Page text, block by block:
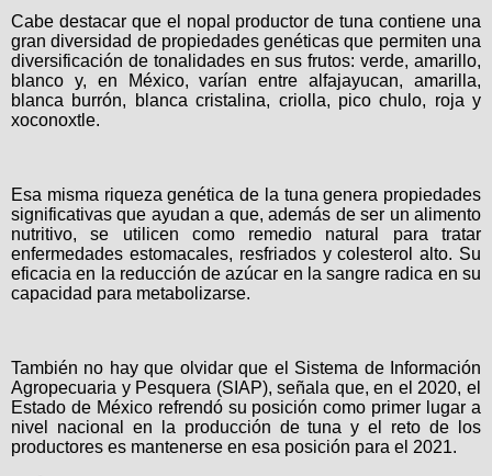
Cabe destacar que el nopal productor de tuna contiene una
gran diversidad de propiedades genéticas que permiten una
diversificación de tonalidades en sus frutos: verde, amarillo,
blanco y, en México, varían entre alfajayucan, amarilla,
blanca burrón, blanca cristalina, criolla, pico chulo, roja y
xoconoxtle.
Esa misma riqueza genética de la tuna genera propiedades
significativas que ayudan a que, además de ser un alimento
nutritivo, se utilicen como remedio natural para tratar
enfermedades estomacales, resfriados y colesterol alto. Su
eficacia en la reducción de azúcar en la sangre radica en su
capacidad para metabolizarse.
También no hay que olvidar que el Sistema de Información
Agropecuaria y Pesquera (SIAP), señala que, en el 2020, el
Estado de México refrendó su posición como primer lugar a
nivel nacional en la producción de tuna y el reto de los
productores es mantenerse en esa posición para el 2021.